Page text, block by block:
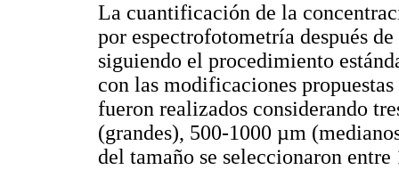
La cuantificación de la
por espectrofotometría después
siguiendo el procedimiento
con las modificaciones
fueron realizados considerando
(grandes), 500-1000 µm
del tamaño se seleccionaron